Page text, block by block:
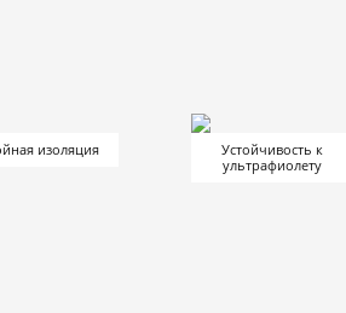
изоляция
Устойчивость к
ультрафиолету